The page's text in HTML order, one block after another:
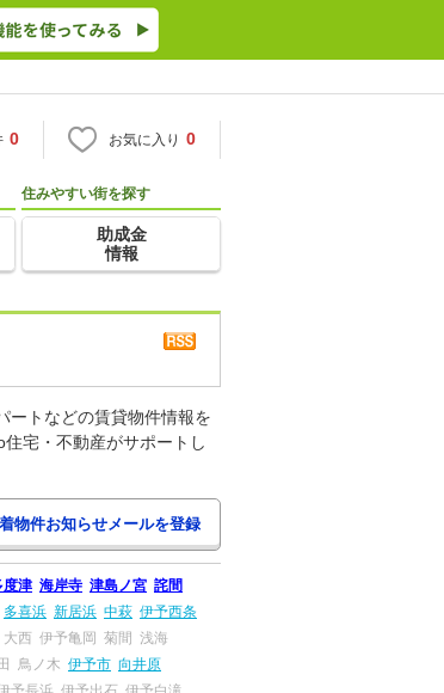
0 お気に入り 0
住みやすい街を探す
助成金
情報
ートなどの賃貸物件情報を
宅・不動産がサポートし
度津 海岸寺 津島ノ宮 詫間
多喜浜 新居浜 中萩 伊予西条
大西 伊予亀岡 菊間 浅海
鳥ノ木 伊予市 向井原